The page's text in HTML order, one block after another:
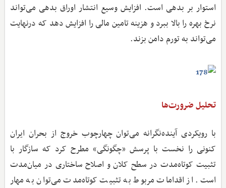
استوار بر بدهی است. افزایش وسیع انتشار اوراق بدهی می‌تواند
نرخ بهره را بالا ببرد و هزینه تامین مالی را افزایش دهد که درنهایت
می‌تواند به تورم دامن بزند.
تحلیل ضرورت‌ها
با رویکردی آینده‌نگرانه می‌توان چهارچوب خروج از بحران ایران
کنونی را نخست با پرسش «چگونگی» مطرح کرد که سازگار با
تثبیت کوتاه‌مدت در سطح کلان و اصلاح ساختاری در میان‌مدت
است. از اقدامات مربوط به تثبیت کوتاه‌مدت می‌توان به مهار